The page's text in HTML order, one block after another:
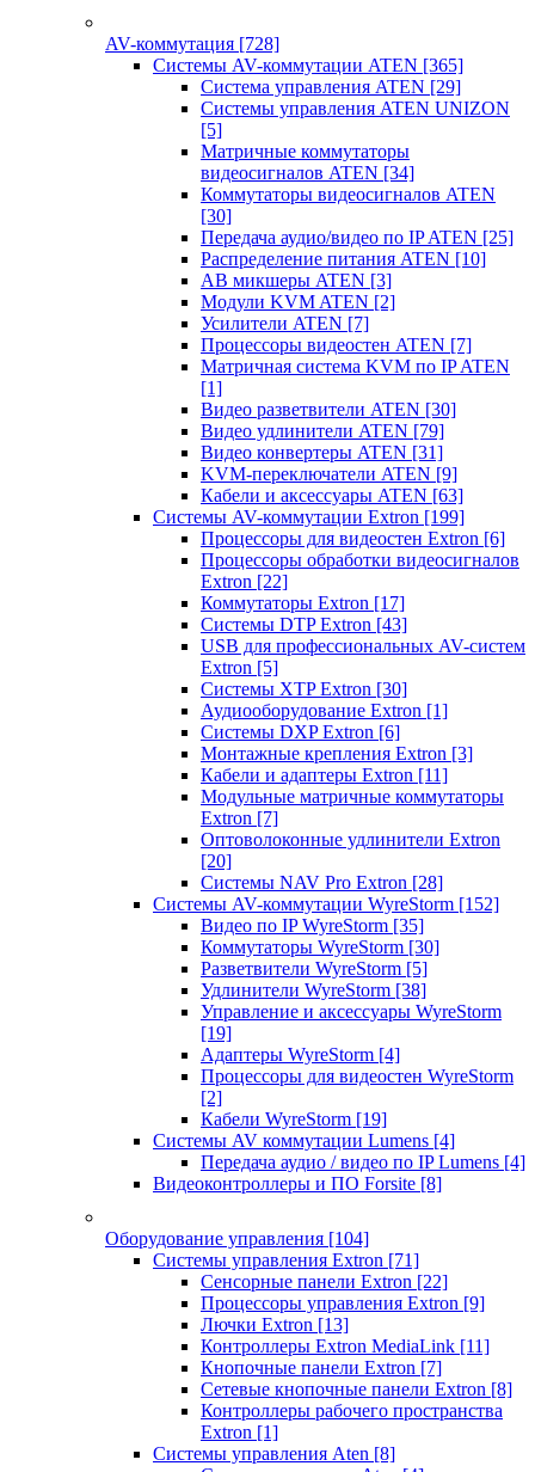
AV-коммутация [728]
Системы AV-коммутации ATEN [365]
Система управления ATEN [29]
Системы управления ATEN UNIZON
[5]
Матричные коммутаторы
видеосигналов ATEN [34]
Коммутаторы видеосигналов ATEN
[30]
Передача аудио/видео по IP ATEN [25]
Распределение питания ATEN [10]
АВ микшеры ATEN [3]
Модули KVM ATEN [2]
Усилители ATEN [7]
Процессоры видеостен ATEN [7]
Матричная система KVM по IP ATEN
[1]
Видео разветвители ATEN [30]
Видео удлинители ATEN [79]
Видео конвертеры ATEN [31]
KVM-переключатели ATEN [9]
Кабели и аксессуары ATEN [63]
Системы AV-коммутации Extron [199]
Процессоры для видеостен Extron [6]
Процессоры обработки видеосигналов
Extron [22]
Коммутаторы Extron [17]
Системы DTP Extron [43]
USB для профессиональных AV-систем
Extron [5]
Системы XTP Extron [30]
Аудиооборудование Extron [1]
Системы DXP Extron [6]
Монтажные крепления Extron [3]
Кабели и адаптеры Extron [11]
Модульные матричные коммутаторы
Extron [7]
Оптоволоконные удлинители Extron
[20]
Системы NAV Pro Extron [28]
Системы AV-коммутации WyreStorm [152]
Видео по IP WyreStorm [35]
Коммутаторы WyreStorm [30]
Разветвители WyreStorm [5]
Удлинители WyreStorm [38]
Управление и аксессуары WyreStorm
[19]
Адаптеры WyreStorm [4]
Процессоры для видеостен WyreStorm
[2]
Кабели WyreStorm [19]
Системы AV коммутации Lumens [4]
Передача аудио / видео по IP Lumens [4]
Видеоконтроллеры и ПО Forsite [8]
Оборудование управления [104]
Системы управления Extron [71]
Сенсорные панели Extron [22]
Процессоры управления Extron [9]
Лючки Extron [13]
Контроллеры Extron MediaLink [11]
Кнопочные панели Extron [7]
Сетевые кнопочные панели Extron [8]
Контроллеры рабочего пространства
Extron [1]
Системы управления Aten [8]